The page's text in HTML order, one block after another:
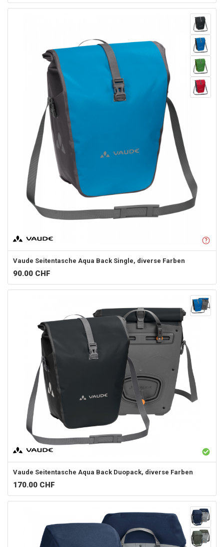
Vaude Seitentasche Aqua Back Single, diverse Farben
90.00 CHF
Vaude Seitentasche Aqua Back Duopack, diverse Farben
170.00 CHF